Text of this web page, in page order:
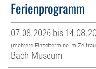
Ferienprogramm
07.08.2026 bis
(mehrere Einzeltermine im
Bach-Museum